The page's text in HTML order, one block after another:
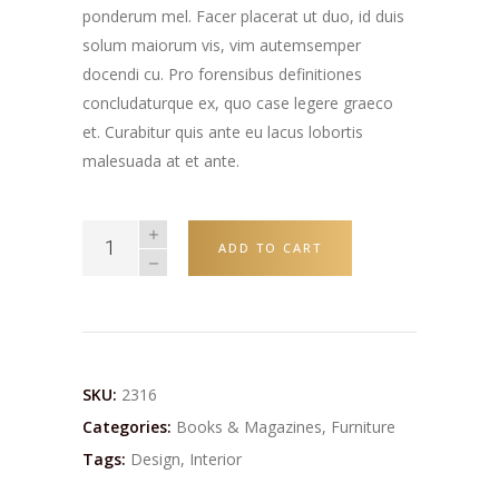
ponderum mel. Facer placerat ut duo, id duis
solum maiorum vis, vim autemsemper
docendi cu. Pro forensibus definitiones
concludaturque ex, quo case legere graeco
et. Curabitur quis ante eu lacus lobortis
malesuada at et ante.
ADD TO CART
SKU: 2316
Categories: Books & Magazines, Furniture
Tags: Design, Interior